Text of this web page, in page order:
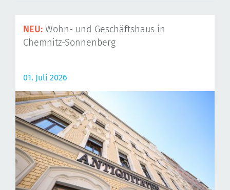
NEU: Wohn- und Geschäftshaus in
Chemnitz-Sonnenberg
01. Juli 2026